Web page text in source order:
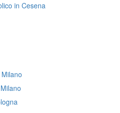
in Cesena